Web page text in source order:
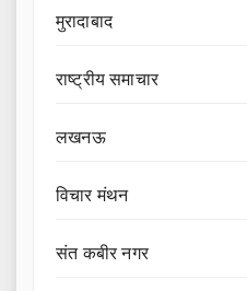
मुरादाबाद
राष्ट्रीय समाचार
लखनऊ
विचार मंथन
संत कबीर नगर